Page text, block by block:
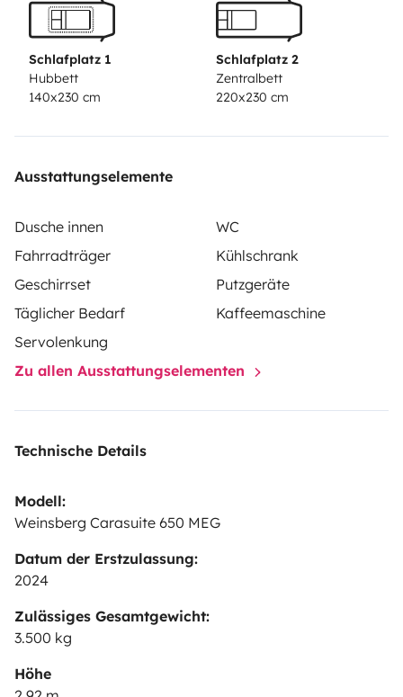
Schlafplatz 1
Hubbett
140x230 cm
Schlafplatz 2
Zentralbett
220x230 cm
Ausstattungselemente
Dusche innen
WC
Fahrradträger
Kühlschrank
Geschirrset
Putzgeräte
Täglicher Bedarf
Kaffeemaschine
Servolenkung
Zu allen Ausstattungselementen
Technische Details
Modell:
Weinsberg Carasuite 650 MEG
Datum der Erstzulassung:
2024
Zulässiges Gesamtgewicht:
3.500 kg
Höhe